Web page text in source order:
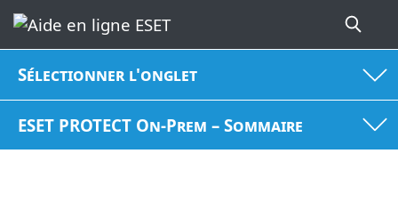
Sélectionner l'onglet
ESET PROTECT On-Prem – Sommaire